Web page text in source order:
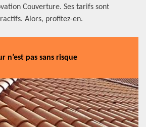
Couverture. Ses tarifs sont
Alors, profitez-en.
n’est pas sans risque